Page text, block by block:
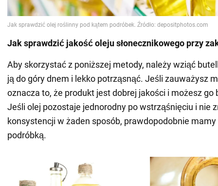
Jak sprawdzić jakość oleju słonecznikowego przy
Aby skorzystać z poniższej metody, należy wziąć
ją do góry dnem i lekko potrząsnąć. Jeśli zauważysz
oznacza to, że produkt jest dobrej jakości i możesz go
Jeśli olej pozostaje jednorodny po wstrząśnięciu i nie
konsystencji w żaden sposób, prawdopodobnie
podróbką.